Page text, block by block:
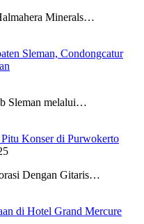
Minerals…
Sleman, Condongcatur
Sleman melalui…
Konser di Purwokerto
Dengan Gitaris…
di Hotel Grand Mercure